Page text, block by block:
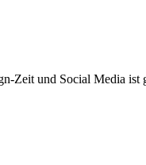
Zeit und Social Media